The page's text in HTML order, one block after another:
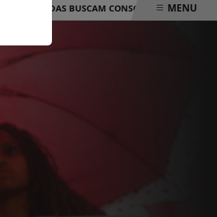
BUSCAM CONSCIENTIZAR MENU